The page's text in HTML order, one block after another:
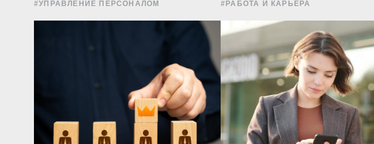
#УПРАВЛЕНИЕ ПЕРСОНАЛОМ #РАБОТА И КАРЬЕРА